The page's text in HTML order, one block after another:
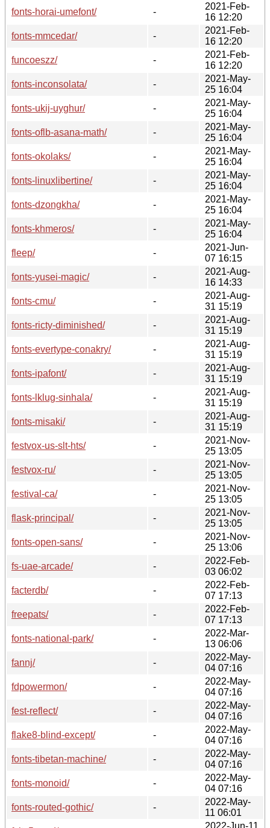
fonts-horai-umefont/
-
2021-Feb-
16 12:20
fonts-mmcedar/
-
2021-Feb-
16 12:20
funcoeszz/
-
2021-Feb-
16 12:20
fonts-inconsolata/
-
2021-May-
25 16:04
fonts-ukij-uyghur/
-
2021-May-
25 16:04
fonts-oflb-asana-math/
-
2021-May-
25 16:04
fonts-okolaks/
-
2021-May-
25 16:04
fonts-linuxlibertine/
-
2021-May-
25 16:04
fonts-dzongkha/
-
2021-May-
25 16:04
fonts-khmeros/
-
2021-May-
25 16:04
fleep/
-
2021-Jun-
07 16:15
fonts-yusei-magic/
-
2021-Aug-
16 14:33
fonts-cmu/
-
2021-Aug-
31 15:19
fonts-ricty-diminished/
-
2021-Aug-
31 15:19
fonts-evertype-conakry/
-
2021-Aug-
31 15:19
fonts-ipafont/
-
2021-Aug-
31 15:19
fonts-lklug-sinhala/
-
2021-Aug-
31 15:19
fonts-misaki/
-
2021-Aug-
31 15:19
festvox-us-slt-hts/
-
2021-Nov-
25 13:05
festvox-ru/
-
2021-Nov-
25 13:05
festival-ca/
-
2021-Nov-
25 13:05
flask-principal/
-
2021-Nov-
25 13:05
fonts-open-sans/
-
2021-Nov-
25 13:06
fs-uae-arcade/
-
2022-Feb-
03 06:02
facterdb/
-
2022-Feb-
07 17:13
freepats/
-
2022-Feb-
07 17:13
fonts-national-park/
-
2022-Mar-
13 06:06
fannj/
-
2022-May-
04 07:16
fdpowermon/
-
2022-May-
04 07:16
fest-reflect/
-
2022-May-
04 07:16
flake8-blind-except/
-
2022-May-
04 07:16
fonts-tibetan-machine/
-
2022-May-
04 07:16
fonts-monoid/
-
2022-May-
04 07:16
fonts-routed-gothic/
-
2022-May-
11 06:01
2022-Jun-11